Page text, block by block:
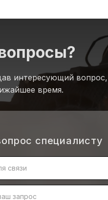
интересующий
время.
специалисту